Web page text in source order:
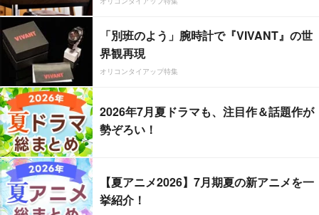
「別班のよう」腕時計で『VIVANT』の世
界観再現
オリコンタイアップ特集
2026年7月夏ドラマも、注目作＆話題作が
勢ぞろい！
【夏アニメ2026】7月期夏の新アニメを一
挙紹介！